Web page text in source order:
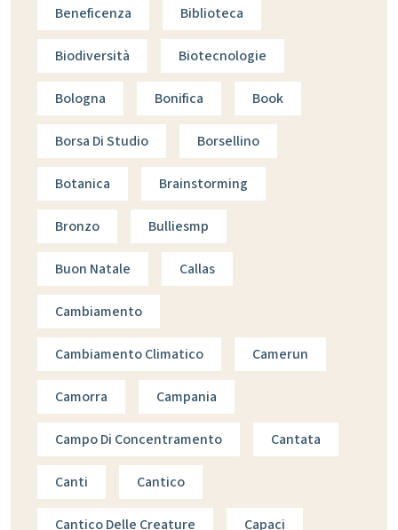
Beneficenza Biblioteca
Biodiversità Biotecnologie
Bologna Bonifica Book
Borsa Di Studio Borsellino
Botanica Brainstorming
Bronzo Bulliesmp
Buon Natale Callas
Cambiamento
Cambiamento Climatico Camerun
Camorra Campania
Campo Di Concentramento Cantata
Canti Cantico
Cantico Delle Creature Capaci